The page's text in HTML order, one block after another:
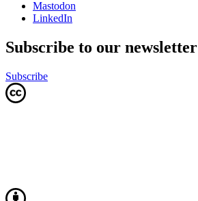
Mastodon
LinkedIn
Subscribe to our newsletter
Subscribe